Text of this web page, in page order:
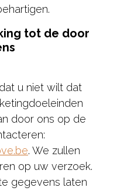
tot de door
u niet wilt dat
door ons op de
. We zullen
op uw verzoek.
gegevens laten